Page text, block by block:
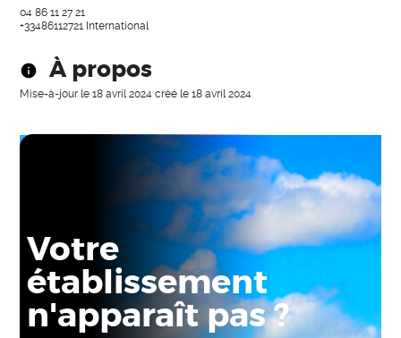
04 86 11 27 21
+33486112721 International
À propos
Mise-à-jour le18 avril 2024 créé le18 avril 2024
Votre
établissement
n'apparaît pas ?